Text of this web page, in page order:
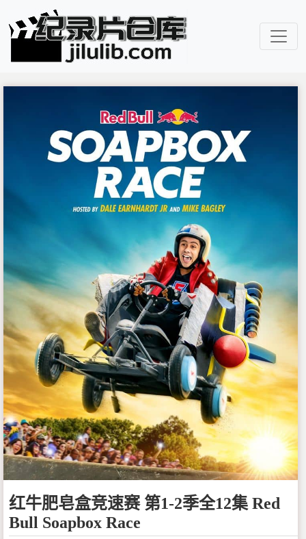
红牛肥皂盒竞速赛 第1-2季全12集 Red
Bull Soapbox Race